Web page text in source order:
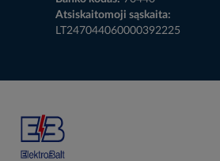
Atsiskaitomoji sąskaita:
LT247044060000392225